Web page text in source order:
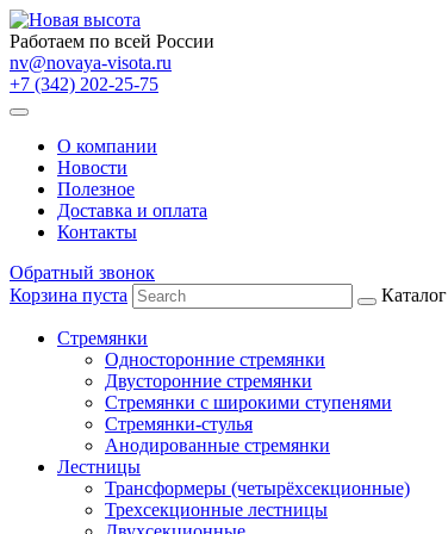
Работаем по всей России
nv@novaya-visota.ru
+7 (342) 202-25-75
О компании
Новости
Полезное
Доставка и оплата
Контакты
Обратный звонок
Корзина пуста
Каталог
Стремянки
Односторонние стремянки
Двусторонние стремянки
Стремянки с широкими ступенями
Стремянки-стулья
Анодированные стремянки
Лестницы
Трансформеры (четырёхсекционные)
Трехсекционные лестницы